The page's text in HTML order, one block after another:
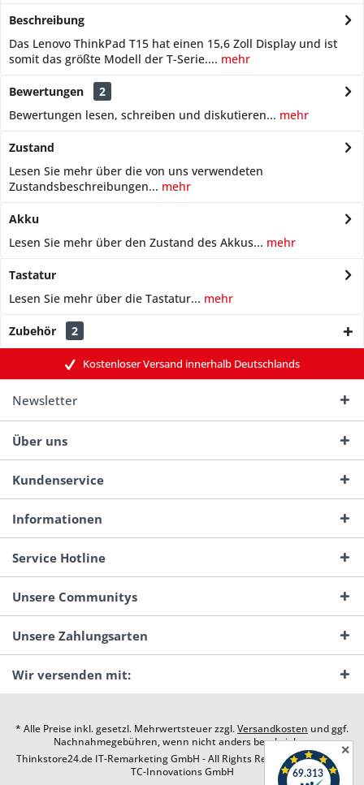
Beschreibung
Das Lenovo ThinkPad T15 hat einen 15,6 Zoll Display und ist
somit das größte Modell der T-Serie.... mehr
Bewertungen
2
Bewertungen lesen, schreiben und diskutieren... mehr
Zustand
Lesen Sie mehr über die von uns verwendeten
Zustandsbeschreibungen... mehr
Akku
Lesen Sie mehr über den Zustand des Akkus... mehr
Tastatur
Lesen Sie mehr über die Tastatur... mehr
Zubehör 2
Kostenloser Versand innerhalb Deutschlands
Newsletter
Über uns
Kundenservice
Informationen
Service Hotline
Unsere Communitys
Unsere Zahlungsarten
Wir versenden mit:
* Alle Preise inkl. gesetzl. Mehrwertsteuer zzgl.Versandkosten und ggf.
Nachnahmegebühren, wenn nicht anders beschrieben
Thinkstore24.de IT-Remarketing GmbH - All Rights Reserved. Design by
TC-Innovations GmbH
✕